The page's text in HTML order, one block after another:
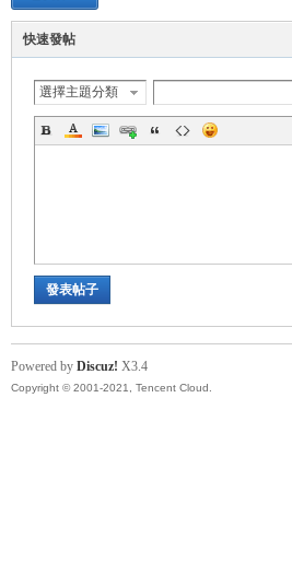
快速發帖
選擇主題分類
發表帖子
Powered by Discuz! X3.4
Copyright © 2001-2021, Tencent Cloud.